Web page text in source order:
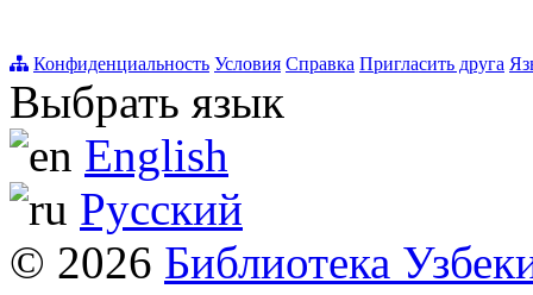
Конфиденциальность Условия Справка Пригласить друга
Выбрать язык
English
Русский
© 2026 Библиотека